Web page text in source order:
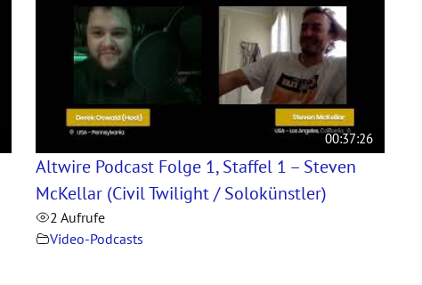
00:37:26
Altwire Podcast Folge 1, Staffel 1 – Steven
McKellar (Civil Twilight / Solokünstler)
2 Aufrufe
Video-Podcasts